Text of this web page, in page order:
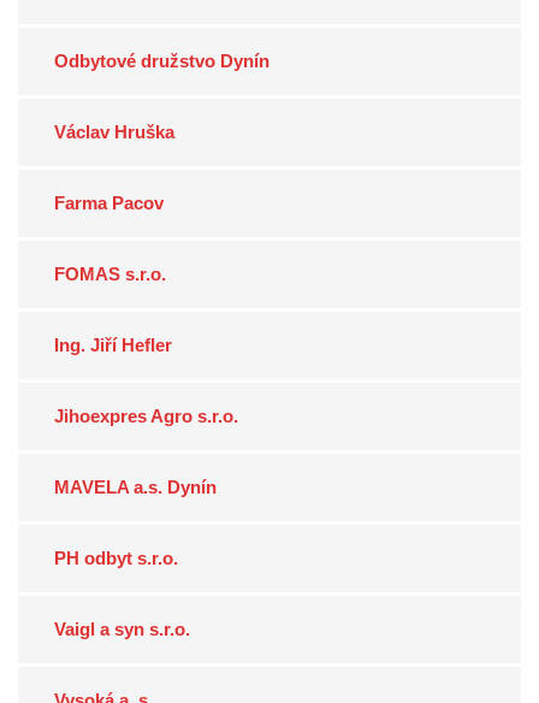
Odbytové družstvo Dynín
Václav Hruška
Farma Pacov
FOMAS s.r.o.
Ing. Jiří Hefler
Jihoexpres Agro s.r.o.
MAVELA a.s. Dynín
PH odbyt s.r.o.
Vaigl a syn s.r.o.